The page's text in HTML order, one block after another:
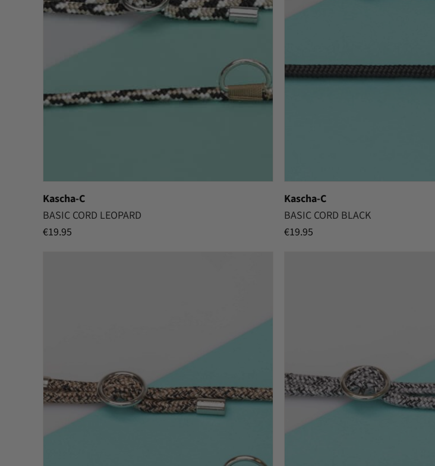
Kascha-C
BASIC CORD LEOPARD
€19.95
Kascha-C
BASIC CORD BLACK
€19.95